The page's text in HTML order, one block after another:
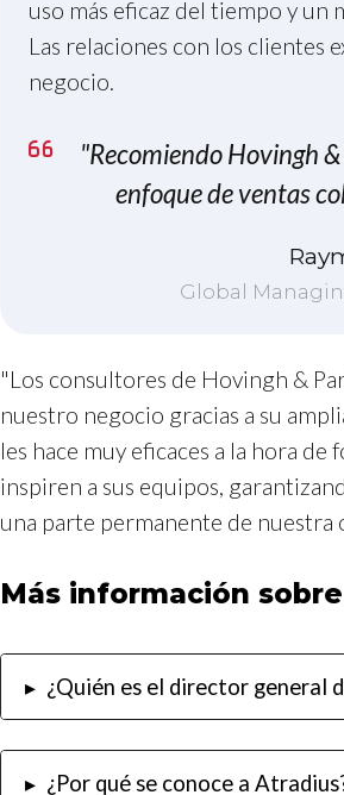
uso más eficaz del tiempo y un
Las relaciones con los clientes
negocio.
"Recomiendo Hovingh
enfoque de ventas
Global
"Los consultores de Hovingh &
nuestro negocio gracias a su
les hace muy eficaces a la hora
inspiren a sus equipos,
una parte permanente de nuestra
Más información
▸ ¿Quién es el director general
▸ ¿Por qué se conoce a